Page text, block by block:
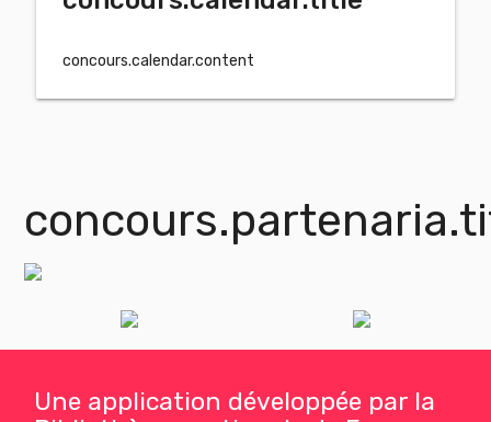
concours.calendar.content
Une application développée par la